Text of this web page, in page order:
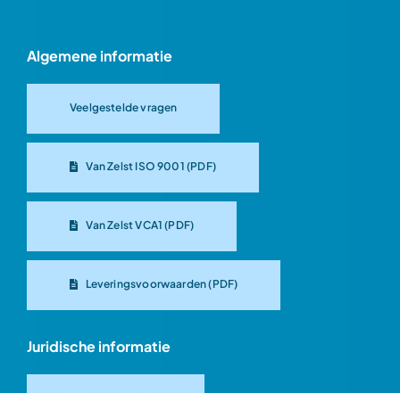
Algemene informatie
Veelgestelde vragen
Van Zelst ISO 9001 (PDF)
Van Zelst VCA1 (PDF)
Leveringsvoorwaarden (PDF)
Juridische informatie